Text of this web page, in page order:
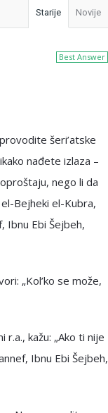
Starije Novije
Best Answer
šeri’atske
nađete izlaza –
nego li da
Bejheki el-Kubra,
Ibnu Ebi Šejbeh,
„Kol’ko se može,
r.a., kažu: „Ako ti nije
Ibnu Ebi Šejbeh,